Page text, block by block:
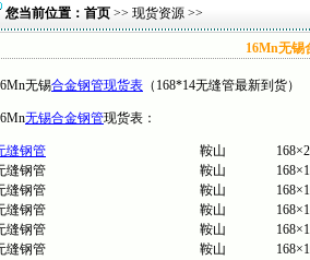
您当前位置： 首页 >> 现货资源 >>
16Mn无锡
无锡合金钢管现货表 （168*14无缝管最新到货）
无锡合金钢管现货表：
缝钢管 鞍山
缝钢管
鞍山
缝钢管
鞍山
缝钢管
鞍山
缝钢管
鞍山
缝钢管
鞍山